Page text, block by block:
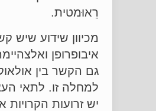
רֵאוּמטית.
מכיוון שידוע שיש
איבופרופן
גם הקשר בין
למחלה זו. לתאי
יש זרועות הקרויות